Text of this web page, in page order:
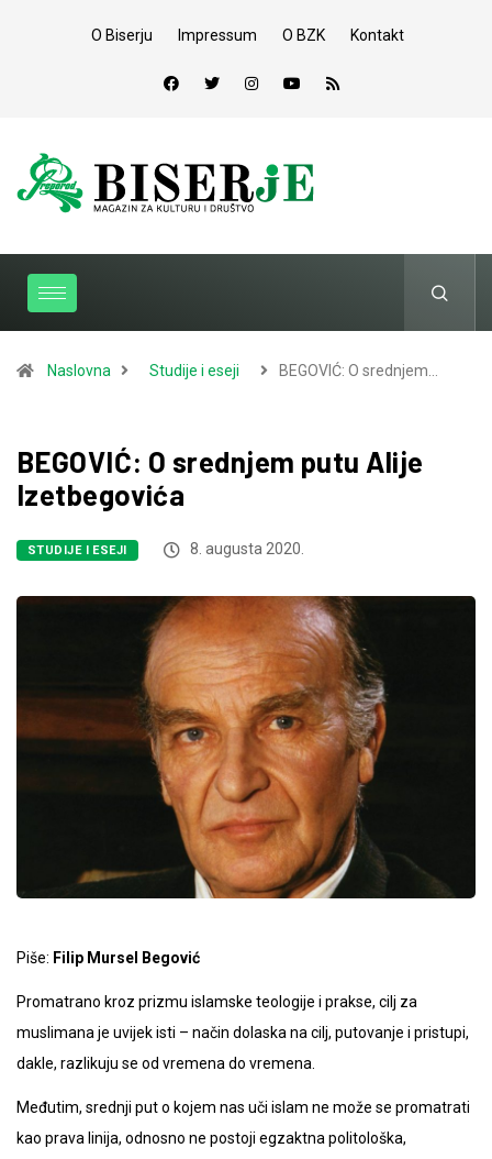
O Biserju Impressum O BZK Kontakt
Naslovna Studije i eseji BEGOVIĆ: O srednjem…
BEGOVIĆ: O srednjem putu Alije
Izetbegovića
STUDIJE I ESEJI 8. augusta 2020.
Piše: Filip Mursel Begović
Promatrano kroz prizmu islamske teologije i prakse, cilj za
muslimana je uvijek isti – način dolaska na cilj, putovanje i pristupi,
dakle, razlikuju se od vremena do vremena.
Međutim, srednji put o kojem nas uči islam ne može se promatrati
kao prava linija, odnosno ne postoji egzaktna politološka,